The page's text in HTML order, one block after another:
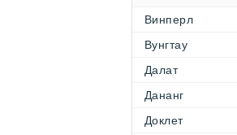
Винперл
Вунгтау
Далат
Дананг
Доклет